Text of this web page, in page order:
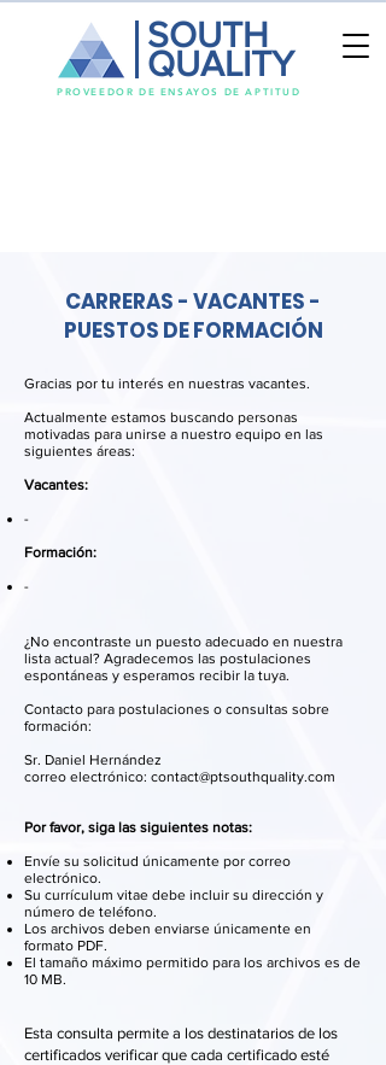
PROVEEDOR DE ENSAYOS DE APTITUD
SOUTH
QUALITY
CARRERAS - VACANTES -
PUESTOS DE FORMACIÓN
Gracias por tu interés en nuestras vacantes.
Actualmente estamos buscando personas
motivadas para unirse a nuestro equipo en las
siguientes áreas:
Vacantes:
-
Formación:
-
¿No encontraste un puesto adecuado en nuestra
lista actual? Agradecemos las postulaciones
espontáneas y esperamos recibir la tuya.
Contacto para postulaciones o consultas sobre
formación:
Sr. Daniel Hernández
correo electrónico: contact@ptsouthquality.com
Por favor, siga las siguientes notas:
Envíe su solicitud únicamente por correo
electrónico.
Su currículum vitae debe incluir su dirección y
número de teléfono.
Los archivos deben enviarse únicamente en
formato PDF.
El tamaño máximo permitido para los archivos es de
10 MB.
Esta consulta permite a los destinatarios de los
certificados verificar que cada certificado esté